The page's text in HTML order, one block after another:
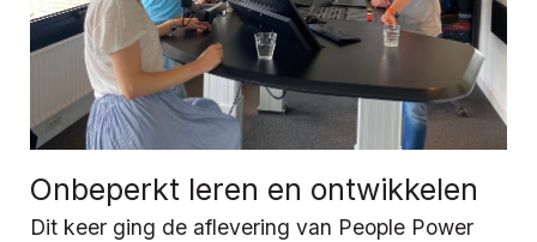
Onbeperkt leren en ontwikkelen
Dit keer ging de aflevering van People Power